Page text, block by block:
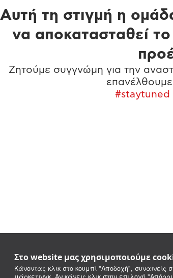
Στο website μας χρησιμοποιούμε
Κάνοντας κλικ στο κουμπί "Αποδοχή", συναινείς
Αυτή τη στιγμή η
να αποκατασταθεί
Ζητούμε συγγνώμη για την
#staytuned